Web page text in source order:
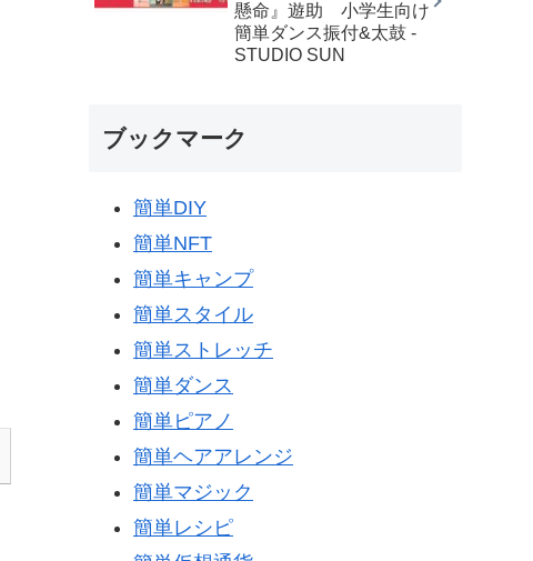
懸命』遊助 小学生向け
簡単ダンス振付&太鼓 -
STUDIO SUN
ブックマーク
簡単DIY
簡単NFT
簡単キャンプ
簡単スタイル
簡単ストレッチ
簡単ダンス
簡単ピアノ
簡単ヘアアレンジ
簡単マジック
簡単レシピ